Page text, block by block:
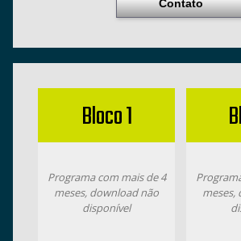
Contato
Bloco 1
Programa com mais de 4
meses, download não
disponível
meses,